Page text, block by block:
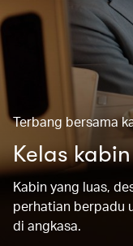
Terbang bersama
Kelas kabin
Kabin yang luas,
perhatian berpadu
di angkasa.